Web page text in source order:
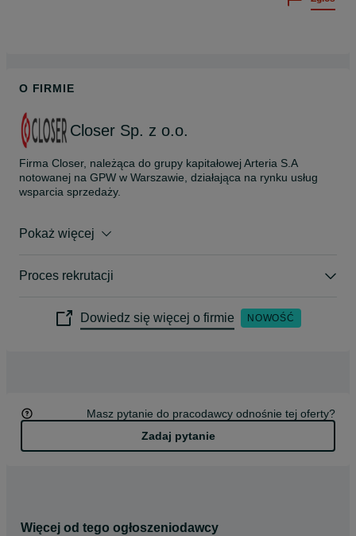
O FIRMIE
Closer Sp. z o.o.
Firma Closer, należąca do grupy kapitałowej Arteria S.A
notowanej na GPW w Warszawie, działająca na rynku usług
wsparcia sprzedaży.
Naszym partnerem jest firma AkzoNobel - międzynarodowy
International, Sikkens.
Pokaż więcej
Proces rekrutacji
Dowiedz się więcej o firmie NOWOŚĆ
Masz pytanie do pracodawcy odnośnie tej oferty?
Zadaj pytanie
Więcej od tego ogłoszeniodawcy